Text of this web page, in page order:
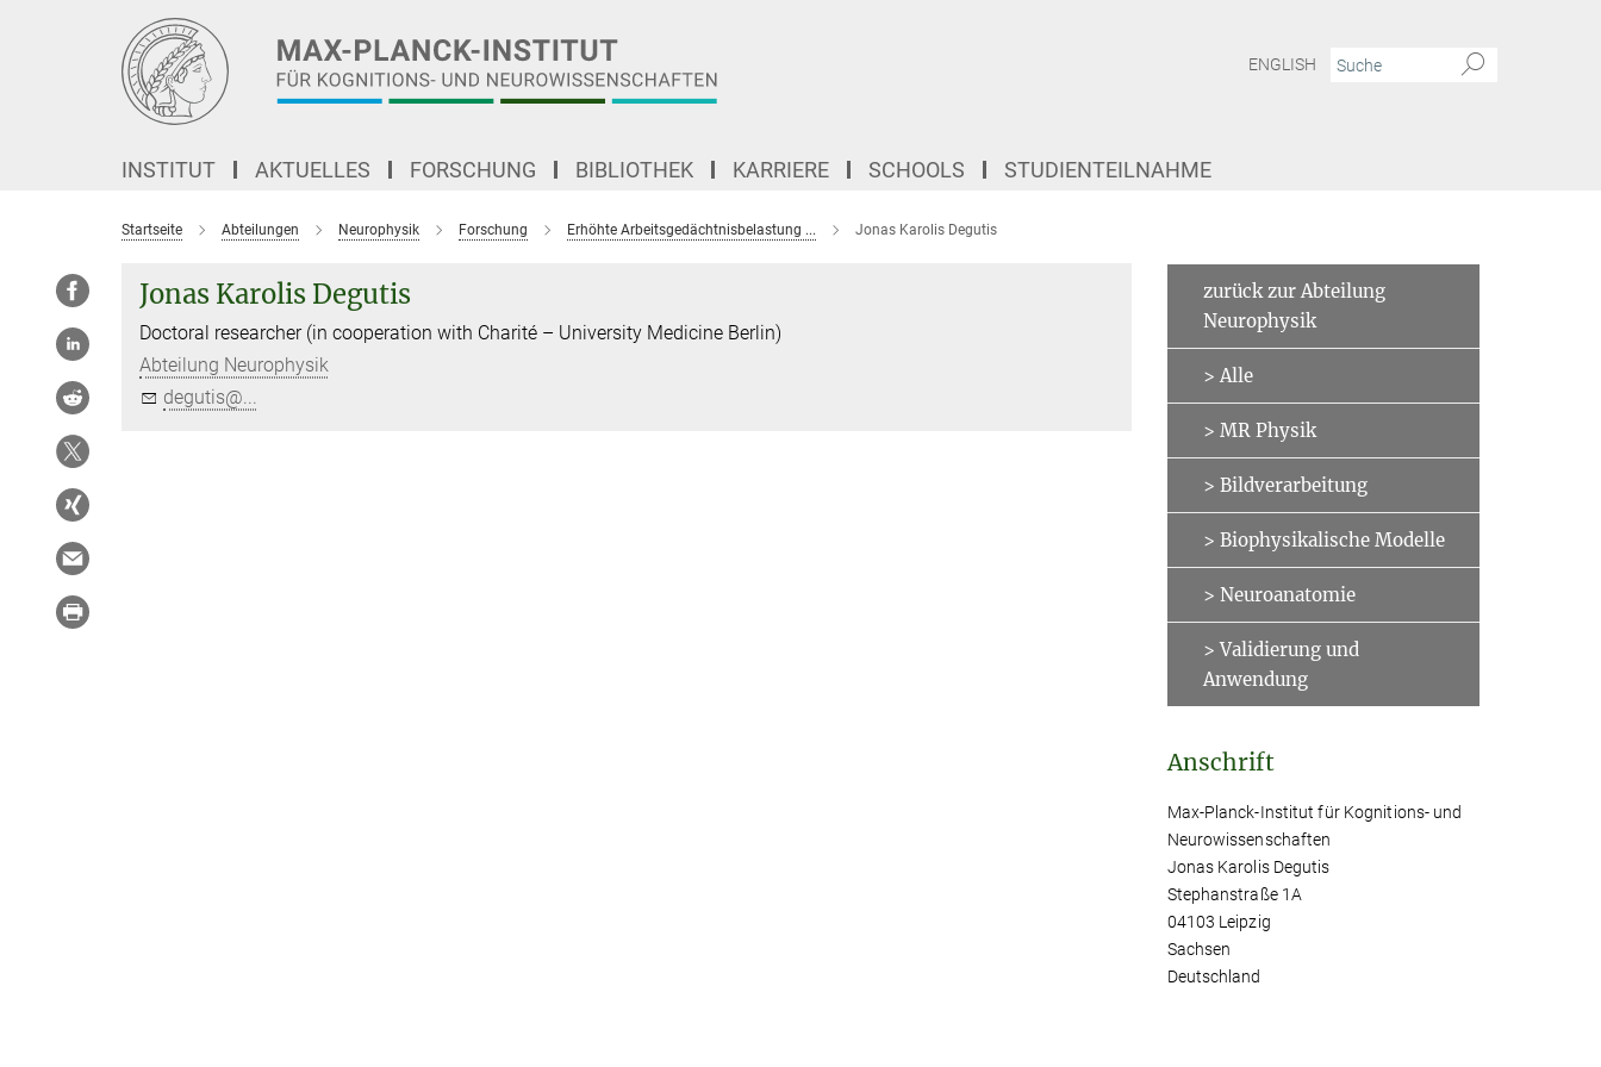
ENGLISH
INSTITUT AKTUELLES FORSCHUNG BIBLIOTHEK KARRIERE SCHOOLS STUDIENTEILNAHME
Startseite Abteilungen Neurophysik Forschung Erhöhte Arbeitsgedächtnisbelastung ... Jonas Karolis Degutis
Jonas Karolis Degutis
Doctoral researcher (in cooperation with Charité – University Medicine Berlin)
Abteilung Neurophysik
degutis@...
zurück zur Abteilung
Neurophysik
> Alle
> MR Physik
> Bildverarbeitung
> Biophysikalische Modelle
> Neuroanatomie
> Validierung und
Anwendung
Anschrift
Max-Planck-Institut für Kognitions- und
Neurowissenschaften
Jonas Karolis Degutis
Stephanstraße 1A
04103 Leipzig
Sachsen
Deutschland